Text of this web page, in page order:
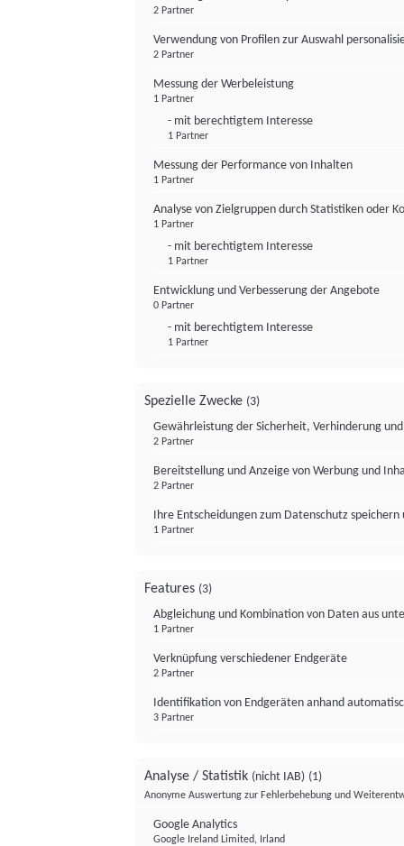
2 Partner
Verwendung von Profilen zur Auswahl
2 Partner
Messung der Werbeleistung
1 Partner
- mit berechtigtem Interesse
1 Partner
Messung der Performance von Inhalten
1 Partner
Analyse von Zielgruppen durch Statistiken oder
1 Partner
- mit berechtigtem Interesse
1 Partner
Entwicklung und Verbesserung der Angebote
0 Partner
- mit berechtigtem Interesse
1 Partner
Spezielle Zwecke (3)
Gewährleistung der Sicherheit, Verhinderung
2 Partner
Bereitstellung und Anzeige von Werbung und
2 Partner
Ihre Entscheidungen zum Datenschutz
1 Partner
Features (3)
Abgleichung und Kombination von Daten aus
1 Partner
Verknüpfung verschiedener Endgeräte
2 Partner
Identifikation von Endgeräten anhand
3 Partner
Analyse / Statistik (nicht IAB) (1)
Anonyme Auswertung zur Fehlerbehebung und
Google Analytics
Google Ireland Limited, Irland